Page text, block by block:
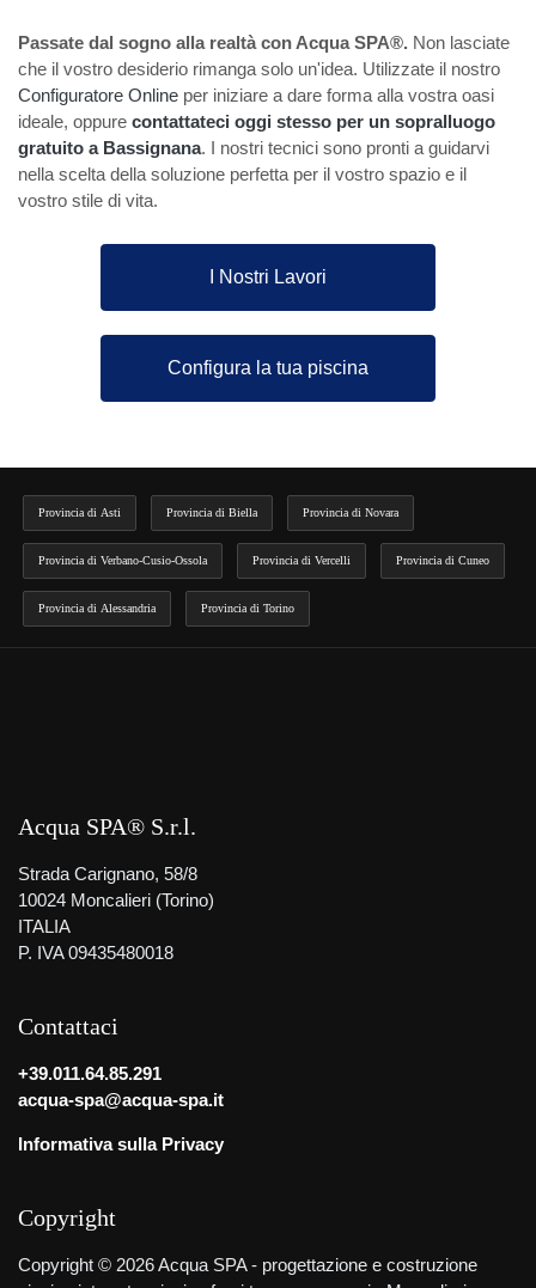
Passate dal sogno alla realtà con Acqua SPA®. Non lasciate
che il vostro desiderio rimanga solo un'idea. Utilizzate il nostro
Configuratore Online per iniziare a dare forma alla vostra oasi
ideale, oppure contattateci oggi stesso per un sopralluogo
gratuito a Bassignana. I nostri tecnici sono pronti a guidarvi
nella scelta della soluzione perfetta per il vostro spazio e il
vostro stile di vita.
I Nostri Lavori
Configura la tua piscina
Provincia di Asti Provincia di Biella Provincia di Novara
Provincia di Verbano-Cusio-Ossola Provincia di Vercelli Provincia di Cuneo
Provincia di Alessandria Provincia di Torino
Acqua SPA® S.r.l.
Strada Carignano, 58/8
10024 Moncalieri (Torino)
ITALIA
P. IVA 09435480018
Contattaci
+39.011.64.85.291
acqua-spa@acqua-spa.it
Informativa sulla Privacy
Copyright
Copyright © 2026 Acqua SPA - progettazione e costruzione